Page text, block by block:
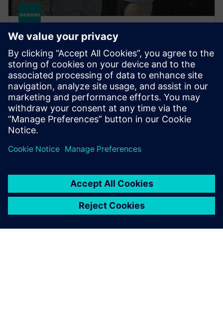
HPCWorks PBS Professional
Improve productivity, optimize utilization and
simplify cluster and cloud administration — from the
largest HPC workloads to millions of small, high-
throughput jobs.